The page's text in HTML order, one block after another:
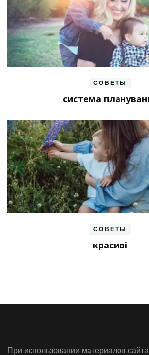
СОВЕТЫ
система
СОВЕТЫ
красиві
При использовании материалов